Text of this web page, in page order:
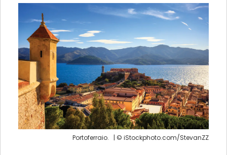
Portoferraio. | © iStockphoto.com/StevanZZ